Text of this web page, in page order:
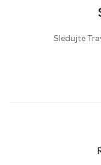
Sledujte